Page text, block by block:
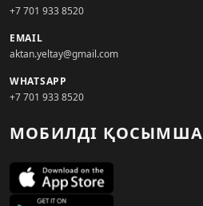
+7 701 933 8520
EMAIL
aktan.yeltay@gmail.com
WHATSAPP
+7 701 933 8520
МОБИЛДІ ҚОСЫМША